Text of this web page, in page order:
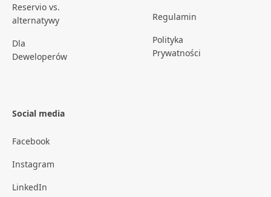
Reservio vs.
alternatywy
Dla
Deweloperów
Regulamin
Polityka
Prywatności
Social media
Facebook
Instagram
LinkedIn